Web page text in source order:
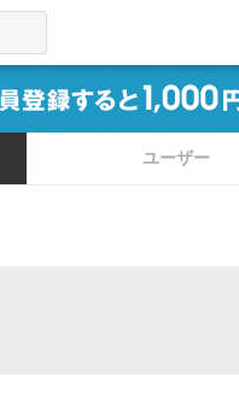
ユーザー